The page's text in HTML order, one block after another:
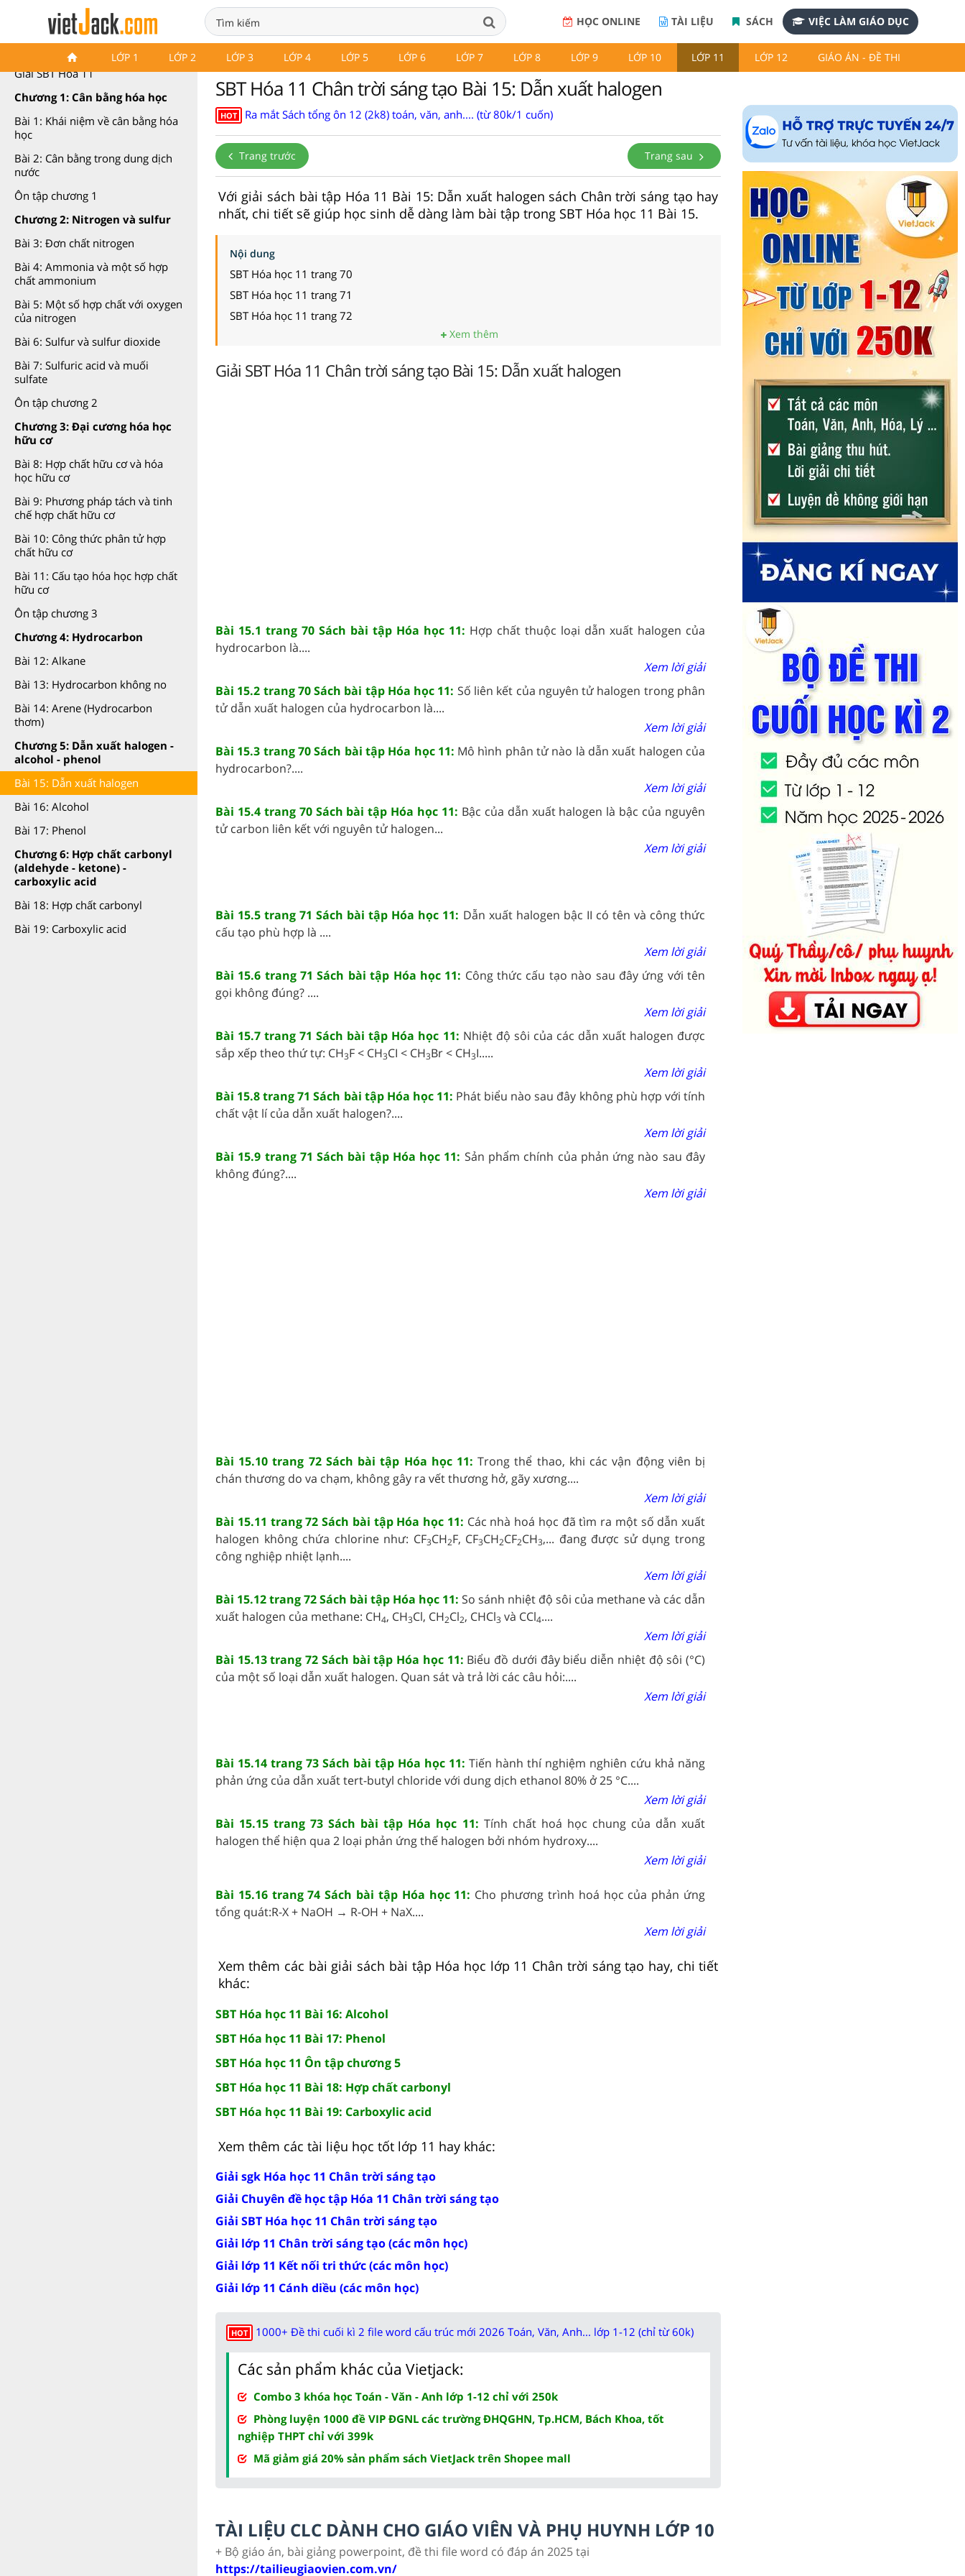
HỌC ONLINE TÀI LIỆU SÁCH VIỆC LÀM GIÁO DỤC
LỚP 1 LỚP 2 LỚP 3 LỚP 4 LỚP 5 LỚP 6 LỚP 7 LỚP 8 LỚP 9 LỚP 10 LỚP 11 LỚP 12 GIÁO ÁN - ĐỀ THI
SBT Hóa 11 Chân trời sáng tạo
Giải SBT Hóa 11
Chương 1: Cân bằng hóa học
Bài 1: Khái niệm về cân bằng hóa
học
Bài 2: Cân bằng trong dung dịch
nước
Ôn tập chương 1
Chương 2: Nitrogen và sulfur
Bài 3: Đơn chất nitrogen
Bài 4: Ammonia và một số hợp
chất ammonium
Bài 5: Một số hợp chất với oxygen
của nitrogen
Bài 6: Sulfur và sulfur dioxide
Bài 7: Sulfuric acid và muối
sulfate
Ôn tập chương 2
Chương 3: Đại cương hóa học
hữu cơ
Bài 8: Hợp chất hữu cơ và hóa
học hữu cơ
Bài 9: Phương pháp tách và tinh
chế hợp chất hữu cơ
Bài 10: Công thức phân tử hợp
chất hữu cơ
Bài 11: Cấu tạo hóa học hợp chất
hữu cơ
Ôn tập chương 3
Chương 4: Hydrocarbon
Bài 12: Alkane
Bài 13: Hydrocarbon không no
Bài 14: Arene (Hydrocarbon
thơm)
Chương 5: Dẫn xuất halogen -
alcohol - phenol
Bài 15: Dẫn xuất halogen
Bài 16: Alcohol
Bài 17: Phenol
Chương 6: Hợp chất carbonyl
(aldehyde - ketone) -
carboxylic acid
Bài 18: Hợp chất carbonyl
Bài 19: Carboxylic acid
SBT Hóa 11 Chân trời sáng tạo Bài 15: Dẫn xuất halogen
HOT Ra mắt Sách tổng ôn 12 (2k8) toán, văn, anh.... (từ 80k/1 cuốn)
Trang trước Trang sau
Với giải sách bài tập Hóa 11 Bài 15: Dẫn xuất halogen sách Chân trời sáng tạo hay
nhất, chi tiết sẽ giúp học sinh dễ dàng làm bài tập trong SBT Hóa học 11 Bài 15.
Nội dung
SBT Hóa học 11 trang 70
SBT Hóa học 11 trang 71
SBT Hóa học 11 trang 72
Xem thêm
Giải SBT Hóa 11 Chân trời sáng tạo Bài 15: Dẫn xuất halogen
Bài 15.1 trang 70 Sách bài tập Hóa học 11: Hợp chất thuộc loại dẫn xuất halogen của
hydrocarbon là....
Xem lời giải
Bài 15.2 trang 70 Sách bài tập Hóa học 11: Số liên kết của nguyên tử halogen trong phân
tử dẫn xuất halogen của hydrocarbon là....
Xem lời giải
Bài 15.3 trang 70 Sách bài tập Hóa học 11: Mô hình phân tử nào là dẫn xuất halogen của
hydrocarbon?....
Xem lời giải
Bài 15.4 trang 70 Sách bài tập Hóa học 11: Bậc của dẫn xuất halogen là bậc của nguyên
tử carbon liên kết với nguyên tử halogen...
Xem lời giải
Bài 15.5 trang 71 Sách bài tập Hóa học 11: Dẫn xuất halogen bậc II có tên và công thức
cấu tạo phù hợp là ....
Xem lời giải
Bài 15.6 trang 71 Sách bài tập Hóa học 11: Công thức cấu tạo nào sau đây ứng với tên
gọi không đúng? ....
Xem lời giải
Bài 15.7 trang 71 Sách bài tập Hóa học 11: Nhiệt độ sôi của các dẫn xuất halogen được
sắp xếp theo thứ tự: CH3F < CH3CI < CH3Br < CH3I.....
Xem lời giải
Bài 15.8 trang 71 Sách bài tập Hóa học 11: Phát biểu nào sau đây không phù hợp với tính
chất vật lí của dẫn xuất halogen?....
Xem lời giải
Bài 15.9 trang 71 Sách bài tập Hóa học 11: Sản phẩm chính của phản ứng nào sau đây
không đúng?....
Xem lời giải
Bài 15.10 trang 72 Sách bài tập Hóa học 11:Trong thể thao, khi các vận động viên bị
chán thương do va chạm, không gây ra vết thương hở, gãy xương....
Xem lời giải
Bài 15.11 trang 72 Sách bài tập Hóa học 11: Các nhà hoá học đã tìm ra một số dẫn xuất
halogen không chứa chlorine như: CF3CH2F, CF3CH2CF2CH3,... đang được sử dụng trong
công nghiệp nhiệt lạnh....
Xem lời giải
Bài 15.12 trang 72 Sách bài tập Hóa học 11: So sánh nhiệt độ sôi của methane và các dẫn
xuất halogen của methane: CH4, CH3Cl, CH2Cl2, CHCl3 và CCl4....
Xem lời giải
Bài 15.13 trang 72 Sách bài tập Hóa học 11: Biểu đồ dưới đây biểu diễn nhiệt độ sôi (°C)
của một số loại dẫn xuất halogen. Quan sát và trả lời các câu hỏi:....
Xem lời giải
Bài 15.14 trang 73 Sách bài tập Hóa học 11: Tiến hành thí nghiệm nghiên cứu khả năng
phản ứng của dẫn xuất tert-butyl chloride với dung dịch ethanol 80% ở 25 °C....
Xem lời giải
Bài 15.15 trang 73 Sách bài tập Hóa học 11: Tính chất hoá học chung của dẫn xuất
halogen thể hiện qua 2 loại phản ứng thế halogen bởi nhóm hydroxy....
Xem lời giải
Bài 15.16 trang 74 Sách bài tập Hóa học 11: Cho phương trình hoá học của phản ứng
tổng quát:R-X + NaOH → R-OH + NaX....
Xem lời giải
Xem thêm các bài giải sách bài tập Hóa học lớp 11 Chân trời sáng tạo hay, chi tiết
khác:
SBT Hóa học 11 Bài 16: Alcohol
SBT Hóa học 11 Bài 17: Phenol
SBT Hóa học 11 Ôn tập chương 5
SBT Hóa học 11 Bài 18: Hợp chất carbonyl
SBT Hóa học 11 Bài 19: Carboxylic acid
Xem thêm các tài liệu học tốt lớp 11 hay khác:
Giải sgk Hóa học 11 Chân trời sáng tạo
Giải Chuyên đề học tập Hóa 11 Chân trời sáng tạo
Giải SBT Hóa học 11 Chân trời sáng tạo
Giải lớp 11 Chân trời sáng tạo (các môn học)
Giải lớp 11 Kết nối tri thức (các môn học)
Giải lớp 11 Cánh diều (các môn học)
HOT 1000+ Đề thi cuối kì 2 file word cấu trúc mới 2026 Toán, Văn, Anh... lớp 1-12 (chỉ từ 60k)
Các sản phẩm khác của Vietjack:
Combo 3 khóa học Toán - Văn - Anh lớp 1-12 chỉ với 250k
Phòng luyện 1000 đề VIP ĐGNL các trường ĐHQGHN, Tp.HCM, Bách Khoa, tốt
nghiệp THPT chỉ với 399k
Mã giảm giá 20% sản phẩm sách VietJack trên Shopee mall
TÀI LIỆU CLC DÀNH CHO GIÁO VIÊN VÀ PHỤ HUYNH LỚP 10
+ Bộ giáo án, bài giảng powerpoint, đề thi file word có đáp án 2025 tại
https://tailieugiaovien.com.vn/